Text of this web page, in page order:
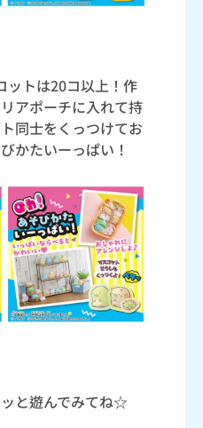
ットは20コ以上！作
アポーチに入れて持
同士をくっつけてお
かたいーっぱい！
と遊んでみてね☆